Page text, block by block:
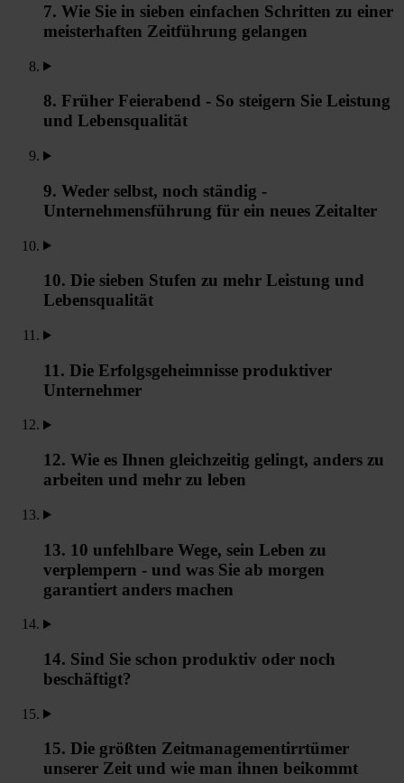
7. Wie Sie in sieben einfachen Schritten zu einer
meisterhaften Zeitführung gelangen
8. Früher Feierabend - So steigern Sie Leistung
und Lebensqualität
9. Weder selbst, noch ständig -
Unternehmensführung für ein neues Zeitalter
10. Die sieben Stufen zu mehr Leistung und
Lebensqualität
11. Die Erfolgsgeheimnisse produktiver
Unternehmer
12. Wie es Ihnen gleichzeitig gelingt, anders zu
arbeiten und mehr zu leben
13. 10 unfehlbare Wege, sein Leben zu
verplempern - und was Sie ab morgen
garantiert anders machen
14. Sind Sie schon produktiv oder noch
beschäftigt?
15. Die größten Zeitmanagementirrtümer
unserer Zeit und wie man ihnen beikommt